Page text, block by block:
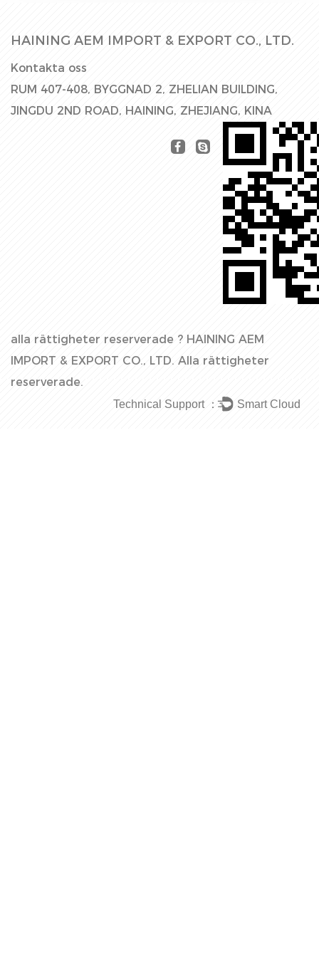
HAINING AEM IMPORT & EXPORT CO., LTD.
Kontakta oss
RUM 407-408, BYGGNAD 2, ZHELIAN BUILDING,
JINGDU 2ND ROAD, HAINING, ZHEJIANG, KINA
alla rättigheter reserverade ? HAINING AEM
IMPORT & EXPORT CO., LTD. Alla rättigheter
reserverade.
Technical Support ： Smart Cloud